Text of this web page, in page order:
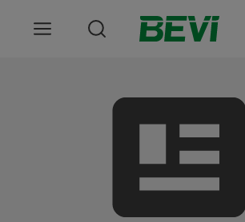
Kvalitet og bæredygtighed